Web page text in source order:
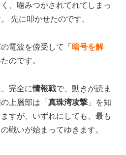
、噛みつかされてれてしまっ
先に叩かせたのです。
電波を傍受して「 暗号を解
のです。
完全に情報戦で、動きが読ま
上層部は「真珠湾攻撃 」を知
すが、いずれにしても、最も
戦いが始まってゆきます。